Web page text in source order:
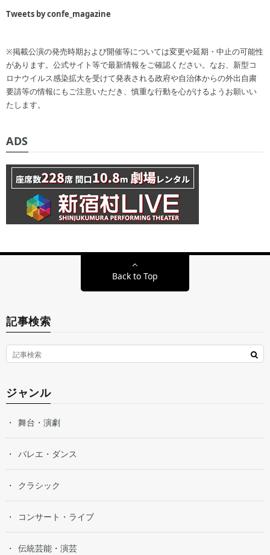
Tweets by confe_magazine
※掲載公演の発売時期および開催等については変更や延期・中止の可能性
があります。公式サイト等で最新情報をご確認ください。なお、新型コ
ロナウイルス感染拡大を受けて発表される政府や自治体からの外出自粛
要請等の情報にもご注意いただき、慎重な行動を心がけるようお願いい
たします。
ADS
Back to Top
記事検索
ジャンル
舞台・演劇
バレエ・ダンス
クラシック
コンサート・ライブ
伝統芸能・演芸